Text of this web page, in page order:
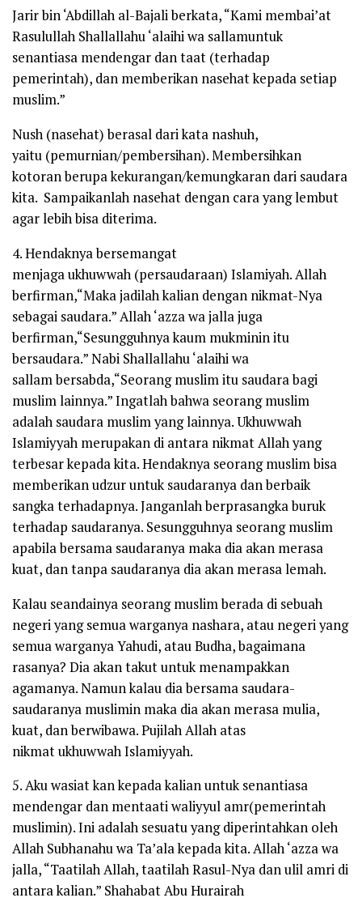
Jarir bin ‘Abdillah al-Bajali berkata, “Kami membai’at
Rasulullah Shallallahu ‘alaihi wa sallamuntuk
senantiasa mendengar dan taat (terhadap
pemerintah), dan memberikan nasehat kepada setiap
muslim.”
Nush (nasehat) berasal dari kata nashuh,
yaitu (pemurnian/pembersihan). Membersihkan
kotoran berupa kekurangan/kemungkaran dari saudara
kita. Sampaikanlah nasehat dengan cara yang lembut
agar lebih bisa diterima.
4. Hendaknya bersemangat
menjagaukhuwwah (persaudaraan) Islamiyah. Allah
berfirman,“Maka jadilah kalian dengan nikmat-Nya
sebagai saudara.”Allah‘azza wa jallajuga
berfirman,“Sesungguhnya kaum mukminin itu
bersaudara.”Nabi Shallallahu ‘alaihi wa
sallambersabda,“Seorang muslim itu saudara bagi
muslim lainnya.”Ingatlah bahwa seorang muslim
adalah saudara muslim yang lainnya.Ukhuwwah
Islamiyyah merupakan di antara nikmat Allah yang
terbesar kepada kita. Hendaknya seorang muslim bisa
memberikan udzur untuk saudaranya dan berbaik
sangka terhadapnya. Janganlah berprasangka buruk
terhadap saudaranya. Sesungguhnya seorang muslim
apabila bersama saudaranya maka dia akan merasa
kuat, dan tanpa saudaranya dia akan merasa lemah.
Kalau seandainya seorang muslim berada di sebuah
negeri yang semua warganya nashara, atau negeri yang
semua warganya Yahudi, atau Budha, bagaimana
rasanya? Dia akan takut untuk menampakkan
agamanya. Namun kalau dia bersama saudara-
saudaranya muslimin maka dia akan merasa mulia,
kuat, dan berwibawa. Pujilah Allah atas
nikmatukhuwwah Islamiyyah.
5. Aku wasiat kan kepada kalian untuk senantiasa
mendengar dan mentaatiwaliyyul amr(pemerintah
muslimin). Ini adalah sesuatu yang diperintahkan oleh
Allah Subhanahu wa Ta’alakepada kita. Allah‘azza wa
jalla, “Taatilah Allah, taatilah Rasul-Nya dan ulil amri di
antara kalian.” Shahabat Abu Hurairah